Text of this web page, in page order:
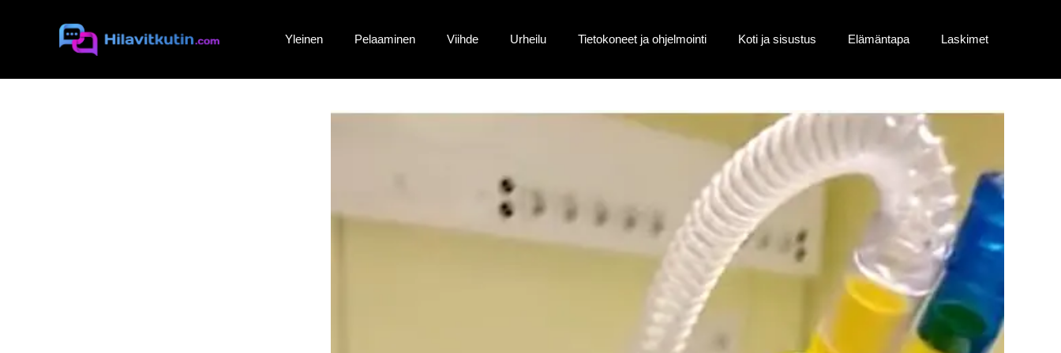
Yleinen Pelaaminen Viihde Urheilu Tietokoneet ja ohjelmointi Koti ja sisustus Elämäntapa Laskimet